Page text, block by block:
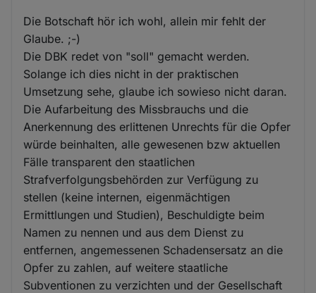
Die Botschaft hör ich wohl, allein mir fehlt der
Glaube. ;-)
Die DBK redet von "soll" gemacht werden.
Solange ich dies nicht in der praktischen
Umsetzung sehe, glaube ich sowieso nicht daran.
Die Aufarbeitung des Missbrauchs und die
Anerkennung des erlittenen Unrechts für die Opfer
würde beinhalten, alle gewesenen bzw aktuellen
Fälle transparent den staatlichen
Strafverfolgungsbehörden zur Verfügung zu
stellen (keine internen, eigenmächtigen
Ermittlungen und Studien), Beschuldigte beim
Namen zu nennen und aus dem Dienst zu
entfernen, angemessenen Schadensersatz an die
Opfer zu zahlen, auf weitere staatliche
Subventionen zu verzichten und der Gesellschaft